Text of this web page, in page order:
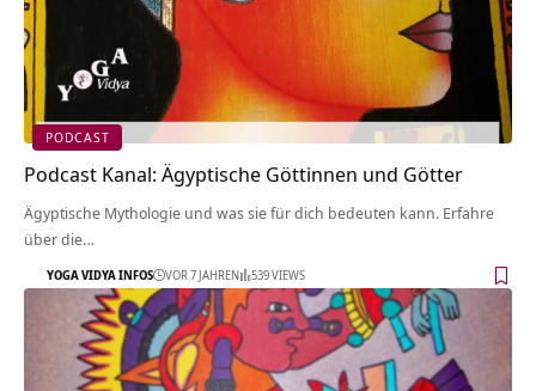
PODCAST
Podcast Kanal: Ägyptische Göttinnen und Götter
Ägyptische Mythologie und was sie für dich bedeuten kann. Erfahre
über die…
YOGA VIDYA INFOS VOR 7 JAHREN 539 VIEWS